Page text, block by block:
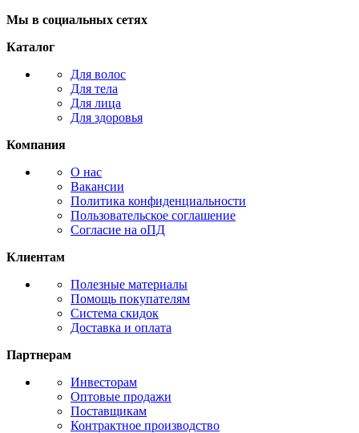
Мы в социальных сетях
Каталог
Для волос
Для тела
Для лица
Для здоровья
Компания
О нас
Вакансии
Политика конфиденциальности
Пользовательское соглашение
Согласие на оПД
Клиентам
Полезные материалы
Помощь покупателям
Система скидок
Доставка и оплата
Партнерам
Инвесторам
Оптовые продажи
Поставщикам
Контрактное производство